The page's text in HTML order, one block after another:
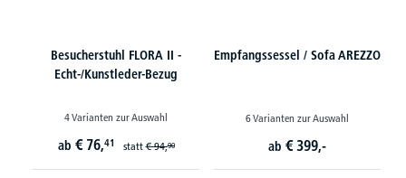
Besucherstuhl FLORA II -
Echt-/Kunstleder-Bezug
4 Varianten zur Auswahl
ab € 76,41 statt€ 94,90
Empfangssessel / Sofa AREZZO
6 Varianten zur Auswahl
ab € 399,-